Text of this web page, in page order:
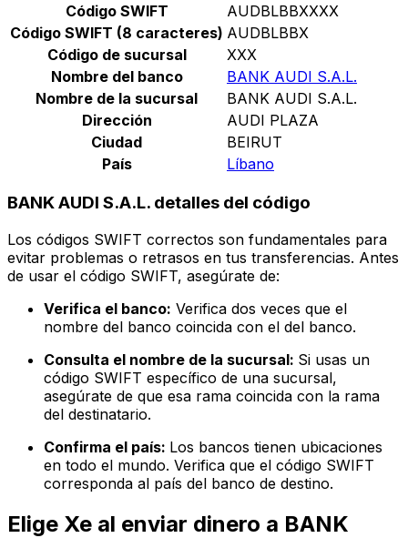
Código SWIFT
AUDBLBBXXXX
Código SWIFT (8 caracteres) AUDBLBBX
Código de sucursal
XXX
Nombre del banco
BANK AUDI S.A.L.
Nombre de la sucursal
BANK AUDI S.A.L.
Dirección
AUDI PLAZA
Ciudad
BEIRUT
País
Líbano
BANK AUDI S.A.L. detalles del código
Los códigos SWIFT correctos son fundamentales para
evitar problemas o retrasos en tus transferencias. Antes
de usar el código SWIFT, asegúrate de:
Verifica el banco: Verifica dos veces que el
nombre del banco coincida con el del banco.
Consulta el nombre de la sucursal: Si usas un
código SWIFT específico de una sucursal,
asegúrate de que esa rama coincida con la rama
del destinatario.
Confirma el país: Los bancos tienen ubicaciones
en todo el mundo. Verifica que el código SWIFT
corresponda al país del banco de destino.
Elige Xe al enviar dinero a BANK